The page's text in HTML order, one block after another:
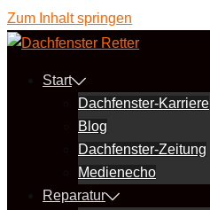
Zum Inhalt springen
Start
Dachfenster-Karriere
Blog
Dachfenster-Zeitung
Medienecho
Reparatur